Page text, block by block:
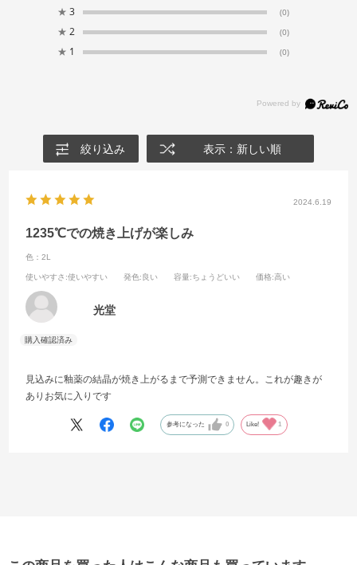
★ 3 (0)
★ 2 (0)
★ 1 (0)
絞り込み 表示：新しい順
2024.6.19
1235℃での焼き上げが楽しみ
色：2L
使いやすさ :使いやすい 発色:良い 容量:ちょうどいい 価格:高い
光堂
見込みに釉薬の結晶が焼き上がるまで予測できません。これが趣きが
ありお気に入りです
参考になった 0 Like! 1